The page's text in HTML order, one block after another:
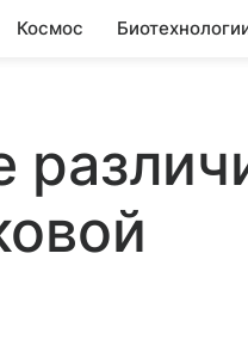
Космос